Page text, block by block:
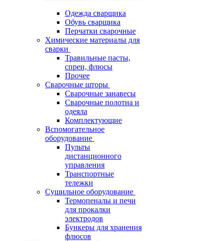
Одежда сварщика
Обувь сварщика
Перчатки сварочные
Химические материалы для
сварки
Травильные пасты,
спреи, флюсы
Прочее
Сварочные шторы
Сварочные занавесы
Сварочные полотна и
одеяла
Комплектующие
Вспомогательное
оборудование
Пульты
дистанционного
управления
Транспортные
тележки
Сушильное оборудование
Термопеналы и печи
для прокалки
электродов
Бункеры для хранения
флюсов